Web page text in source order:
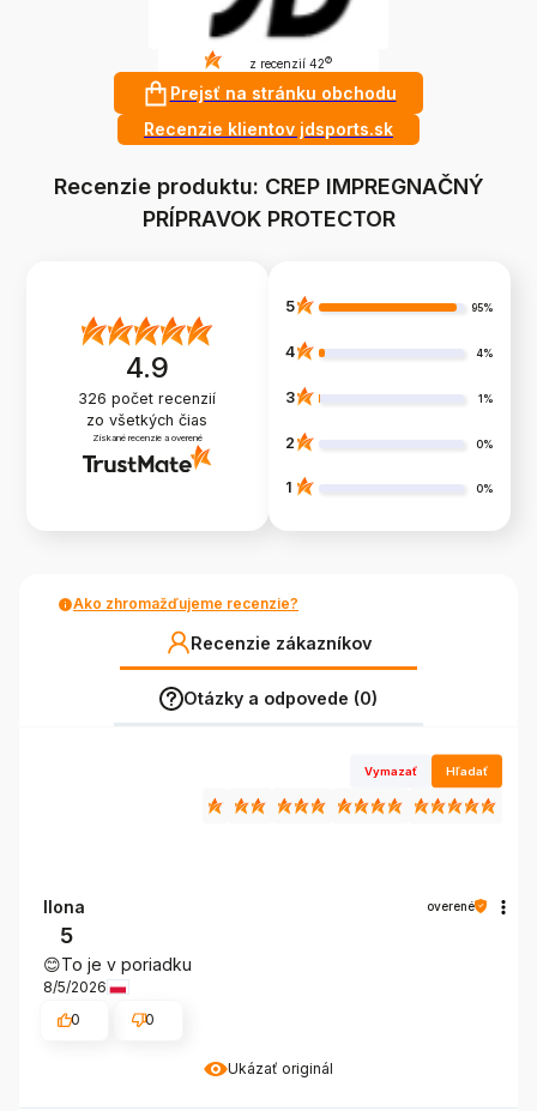
4.7 z recenzií 42 ?
Prejsť na stránku obchodu
Recenzie klientov jdsports.sk
Recenzie produktu: CREP IMPREGNAČNÝ
PRÍPRAVOK PROTECTOR
4.9
326 počet recenzií
zo všetkých čias
Získané recenzie a overené
5 95%
4 4%
3 1%
2 0%
1 0%
Ako zhromažďujeme recenzie?
Recenzie zákazníkov
Otázky a odpovede (0)
Vymazať Hľadať
Ukázať originál
Ilona overené
5
😊To je v poriadku
8/5/2026
0
0